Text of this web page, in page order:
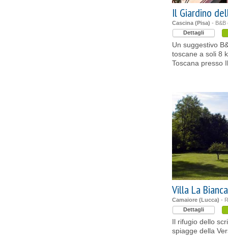
Il Giardino
Cascina (Pisa) - B&B
Dettagli
Un suggestivo
toscane a soli 8
Toscana presso
Villa La Bianca
Camaiore (Lucca) -
Dettagli
Il rifugio dello
spiagge della